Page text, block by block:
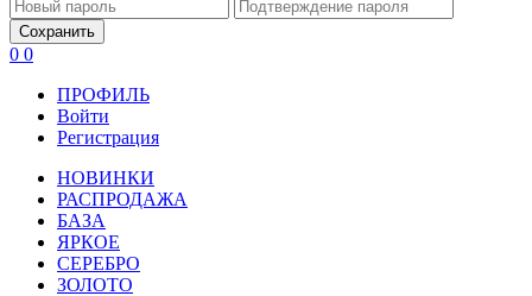
Сохранить
0 0
ПРОФИЛЬ
Войти
Регистрация
НОВИНКИ
РАСПРОДАЖА
БАЗА
ЯРКОЕ
СЕРЕБРО
ЗОЛОТО